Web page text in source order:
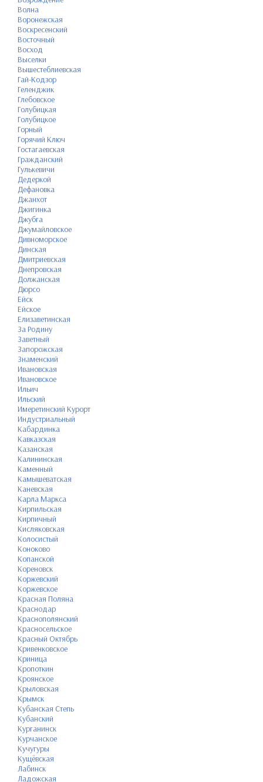
Волна
Воронежская
Воскресенский
Восточный
Восход
Выселки
Вышестеблиевская
Гай-Кодзор
Геленджик
Глебовское
Голубицкая
Голубицкое
Горный
Горячий Ключ
Гостагаевская
Гражданский
Гулькевичи
Дедеркой
Дефановка
Джанхот
Джигинка
Джубга
Джумайловское
Дивноморское
Динская
Дмитриевская
Днепровская
Должанская
Дюрсо
Ейск
Ейское
Елизаветинская
За Родину
Заветный
Запорожская
Знаменский
Ивановская
Ивановское
Ильич
Ильский
Имеретинский Курорт
Индустриальный
Кабардинка
Кавказская
Казанская
Калининская
Каменный
Камышеватская
Каневская
Карла Маркса
Кирпильская
Кирпичный
Кисляковская
Колосистый
Коноково
Копанской
Кореновск
Коржевский
Коржевское
Красная Поляна
Краснодар
Краснополянский
Красносельское
Красный Октябрь
Кривенковское
Криница
Кропоткин
Кроянское
Крыловская
Крымск
Кубанская Степь
Кубанский
Курганинск
Курчанское
Кучугуры
Кущёвская
Лабинск
Ладожская